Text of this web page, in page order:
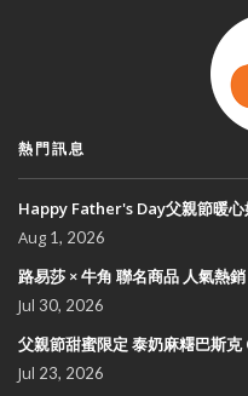
熱門訊息
Happy Father's Day父親節暖心
Aug 1, 2026
路易莎 × 牛角 聯名商品 人氣熱
Jul 30, 2026
父親節甜蜜限定 泰奶麻糬巴斯克
Jul 23, 2026